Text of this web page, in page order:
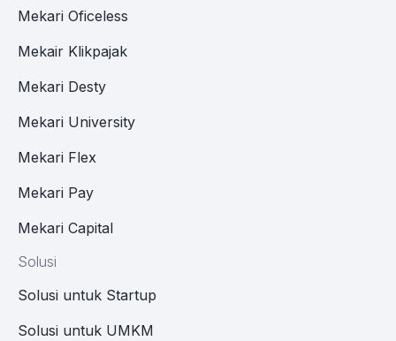
Mekari Oficeless
Mekair Klikpajak
Mekari Desty
Mekari University
Mekari Flex
Mekari Pay
Mekari Capital
Solusi
Solusi untuk Startup
Solusi untuk UMKM